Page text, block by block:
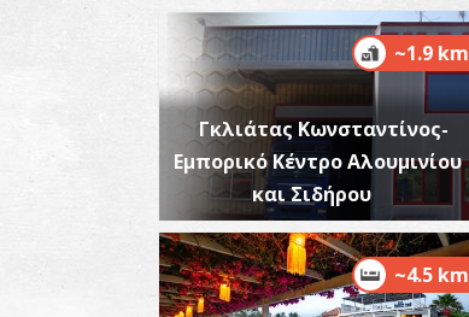
~1.9 km
Γκλιάτας Κωνσταντίνος-
Εμπορικό Κέντρο Αλουμινίου
και Σιδήρου
~4.5 km